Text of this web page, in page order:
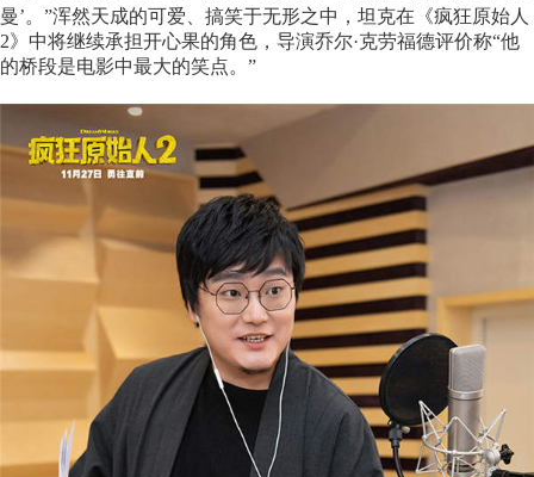
曼’。”浑然天成的可爱、搞笑于无形之中，坦克在《疯狂原始人
2》中将继续承担开心果的角色，导演乔尔·克劳福德评价称“他
的桥段是电影中最大的笑点。”